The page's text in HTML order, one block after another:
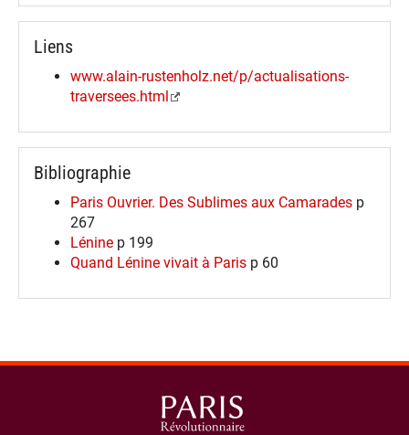
Liens
www.alain-rustenholz.net/p/actualisations-
traversees.html
Bibliographie
Paris Ouvrier. Des Sublimes aux Camarades p
267
Lénine p 199
Quand Lénine vivait à Paris p 60